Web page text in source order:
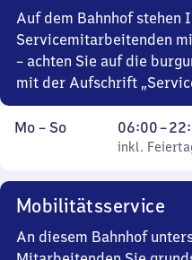
Auf dem Bahnhof stehen
Servicemitarbeitenden
– achten Sie auf die
mit der Aufschrift
Montag
Mo – So,
inkl. Feiertage
06:00–
Von
6
22
Uhr
30
inkl.
Mobilitätsservice
An diesem Bahnhof